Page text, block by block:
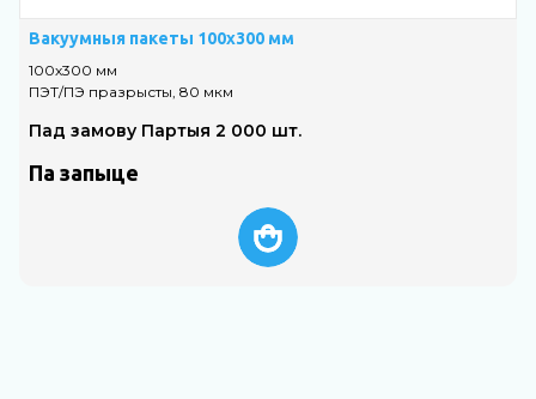
Вакуумныя пакеты 100х300 мм
100х300 мм
ПЭТ/ПЭ празрысты, 80 мкм
Пад замову Партыя 2 000 шт.
Па запыце